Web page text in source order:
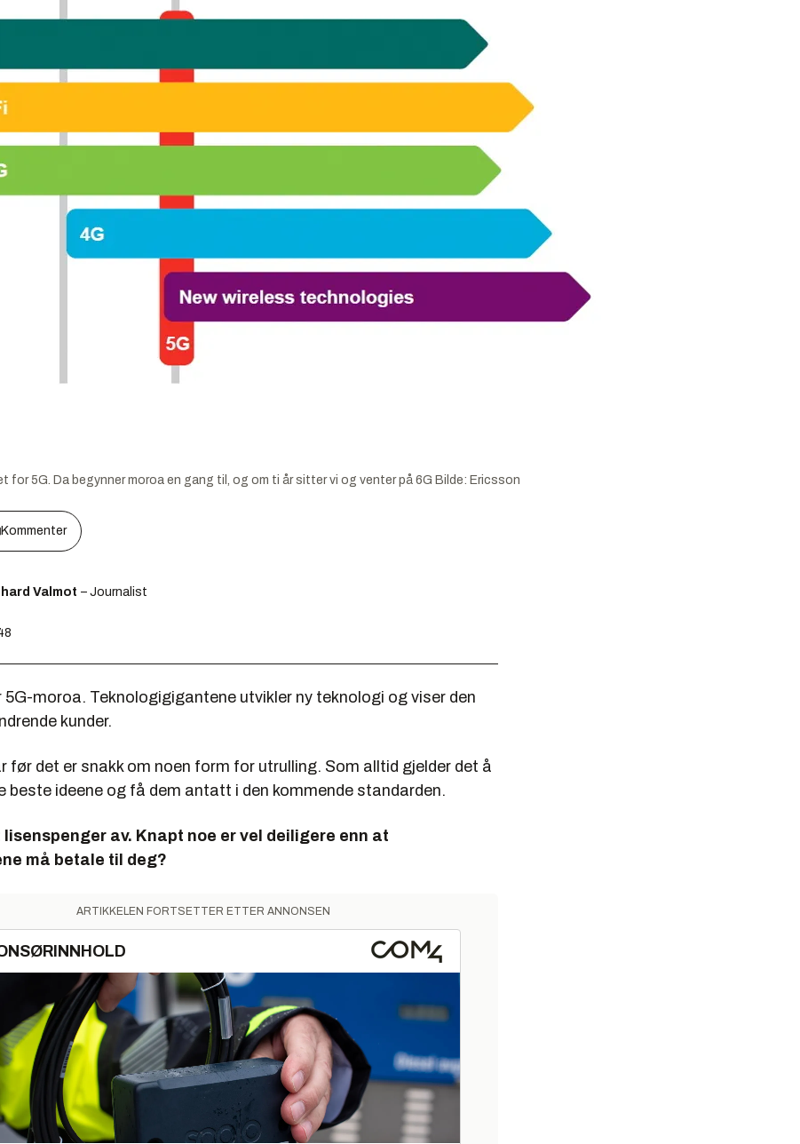
for 5G. Da begynner moroa en gang til, og om ti år sitter vi og venter på 6G Bilde: Ericsson
Kommenter
Valmot – Journalist
5G-moroa. Teknologigigantene utvikler ny teknologi og viser den
kunder.
før det er snakk om noen form for utrulling. Som alltid gjelder det å
beste ideene og få dem antatt i den kommende standarden.
av. Knapt noe er vel deiligere enn at
må betale til deg?
ARTIKKELEN FORTSETTER ETTER ANNONSEN